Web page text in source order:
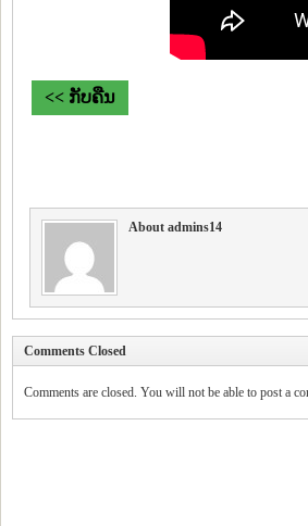
<< ກັບຄືນ
About admins14
Comments Closed
Comments are closed. You will not be able to post a